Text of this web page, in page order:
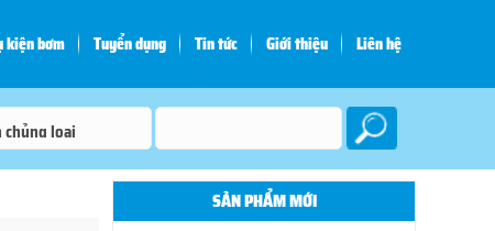
kiện bơm Tuyển dụng Tin tức Giới thiệu Liên hệ
SẢN PHẨM MỚI